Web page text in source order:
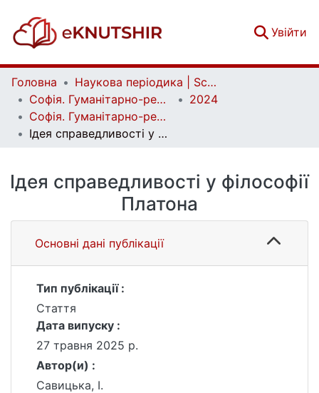
Увійти
Головна
Наукова періодика | Scientific periodicals
Софія. Гуманітарно-релігієзнавчий вісник | Sophia. Human and Religious Studies Bulletin
2024
Софія. Гуманітарно-релігієзнавчий вісник. № 2 (24)
Ідея справедливості у філософії Платона
Ідея справедливості у філософії
Платона
Основні дані публікації
Тип публікації :
Стаття
Дата випуску :
27 травня 2025 р.
Автор(и) :
Савицька, І.